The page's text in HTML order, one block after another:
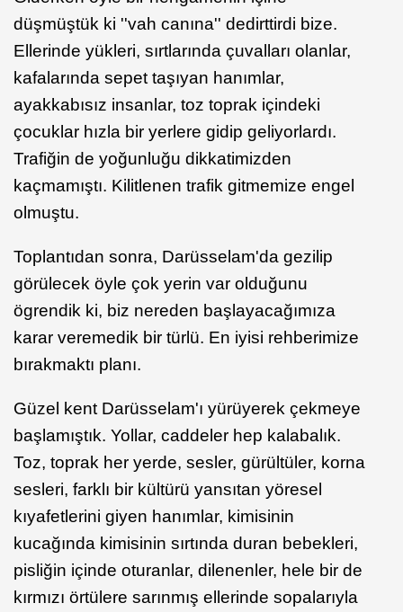
düşmüştük ki ''vah canına'' dedirttirdi bize.
Ellerinde yükleri, sırtlarında çuvalları olanlar,
kafalarında sepet taşıyan hanımlar,
ayakkabısız insanlar, toz toprak içindeki
çocuklar hızla bir yerlere gidip geliyorlardı.
Trafiğin de yoğunluğu dikkatimizden
kaçmamıştı. Kilitlenen trafik gitmemize engel
olmuştu.
Toplantıdan sonra, Darüsselam'da gezilip
görülecek öyle çok yerin var olduğunu
ögrendik ki, biz nereden başlayacağımıza
karar veremedik bir türlü. En iyisi rehberimize
bırakmaktı planı.
Güzel kent Darüsselam'ı yürüyerek çekmeye
başlamıştık. Yollar, caddeler hep kalabalık.
Toz, toprak her yerde, sesler, gürültüler, korna
sesleri, farklı bir kültürü yansıtan yöresel
kıyafetlerini giyen hanımlar, kimisinin
kucağında kimisinin sırtında duran bebekleri,
pisliğin içinde oturanlar, dilenenler, hele bir de
kırmızı örtülere sarınmış ellerinde sopalarıyla